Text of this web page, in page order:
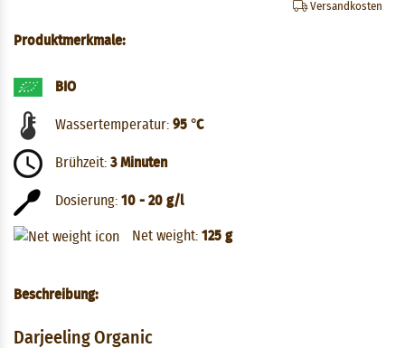
Versandkosten
Produktmerkmale:
BIO
Wassertemperatur: 95 °C
Brühzeit: 3 Minuten
Dosierung: 10 - 20 g/l
Net weight: 125 g
Beschreibung:
Darjeeling Organic